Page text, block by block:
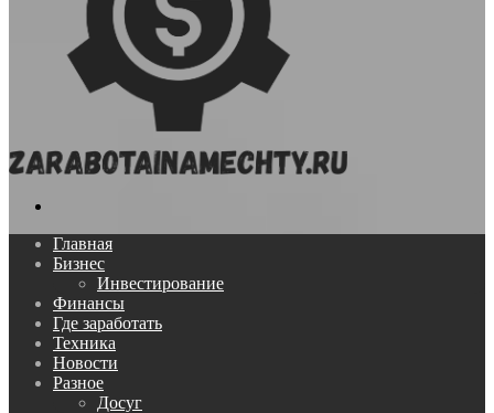
Главная
Бизнес
Инвестирование
Финансы
Где заработать
Техника
Новости
Разное
Досуг